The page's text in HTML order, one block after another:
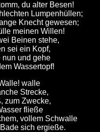
du alter Besen!
Lumpenhüllen;
Knecht gewesen;
meinen Willen!
Beinen stehe,
sei ein Kopf,
nun und gehe
Wassertopf!
walle
Strecke,
zum Zwecke,
fließe
vollem Schwalle
sich ergieße.